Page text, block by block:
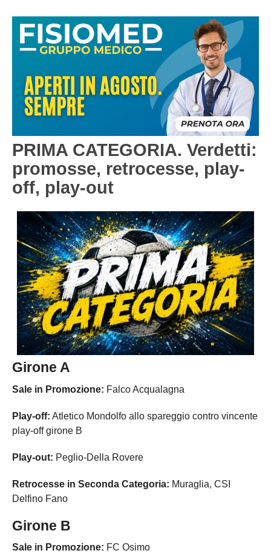
Carica la tua Rosa
PROMOZIONE
1^ CATEGORIA
3^ CATEGORIA
GIOVANILI
PRIMA CATEGORIA. Verdetti:
promosse, retrocesse, play-
off, play-out
Girone A
Sale in Promozione: Falco Acqualagna
Play-off: Atletico Mondolfo allo spareggio contro vincente
play-off girone B
Play-out: Peglio-Della Rovere
Retrocesse in Seconda Categoria: Muraglia, CSI
Delfino Fano
Girone B
Sale in Promozione: FC Osimo